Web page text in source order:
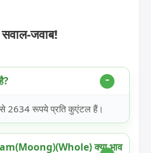
जवाब!
2634 रूपये प्रति कुएंटल हैं।
क्या भाव